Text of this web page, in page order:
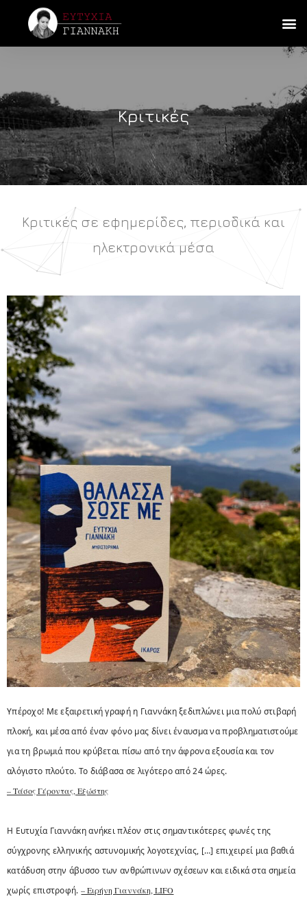
Κριτικές
Κριτικές σε εφημερίδες, περιοδικά και
ηλεκτρονικά μέσα
Υπέροχο! Με εξαιρετική γραφή η Γιαννάκη ξεδιπλώνει μια πολύ στιβαρή
πλοκή, και μέσα από έναν φόνο μας δίνει έναυσμα να προβληματιστούμε
για τη βρωμιά που κρύβεται πίσω από την άφρονα εξουσία και τον
αλόγιστο πλούτο. Το διάβασα σε λιγότερο από 24 ώρες.
– Τάσος Γέροντας, Εξώστης
Η Ευτυχία Γιαννάκη ανήκει πλέον στις σημαντικότερες φωνές της
σύγχρονης ελληνικής αστυνομικής λογοτεχνίας, […] επιχειρεί μια βαθιά
κατάδυση στην άβυσσο των ανθρώπινων σχέσεων και ειδικά στα σημεία
χωρίς επιστροφή. – Ειρήνη Γιαννάκη, LIFO